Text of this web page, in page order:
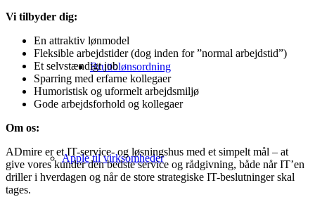
Bruttolønsordning
Apple til virksomheder
Vi tilbyder dig:
En attraktiv lønmodel
Fleksible arbejdstider (dog inden for ”normal arbejdstid”)
Et selvstændigt job
Sparring med erfarne kollegaer
Humoristisk og uformelt arbejdsmiljø
Gode arbejdsforhold og kollegaer
Om os:
ADmire er et IT-service- og løsningshus med et simpelt mål – at
give vores kunder den bedste service og rådgivning, både når IT’en
driller i hverdagen og når de store strategiske IT-beslutninger skal
tages.